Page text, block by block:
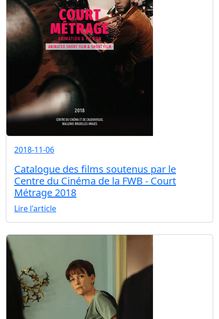
2018-11-06
Catalogue des films soutenus par le
Centre du Cinéma de la FWB - Court
Métrage 2018
Lire l'article